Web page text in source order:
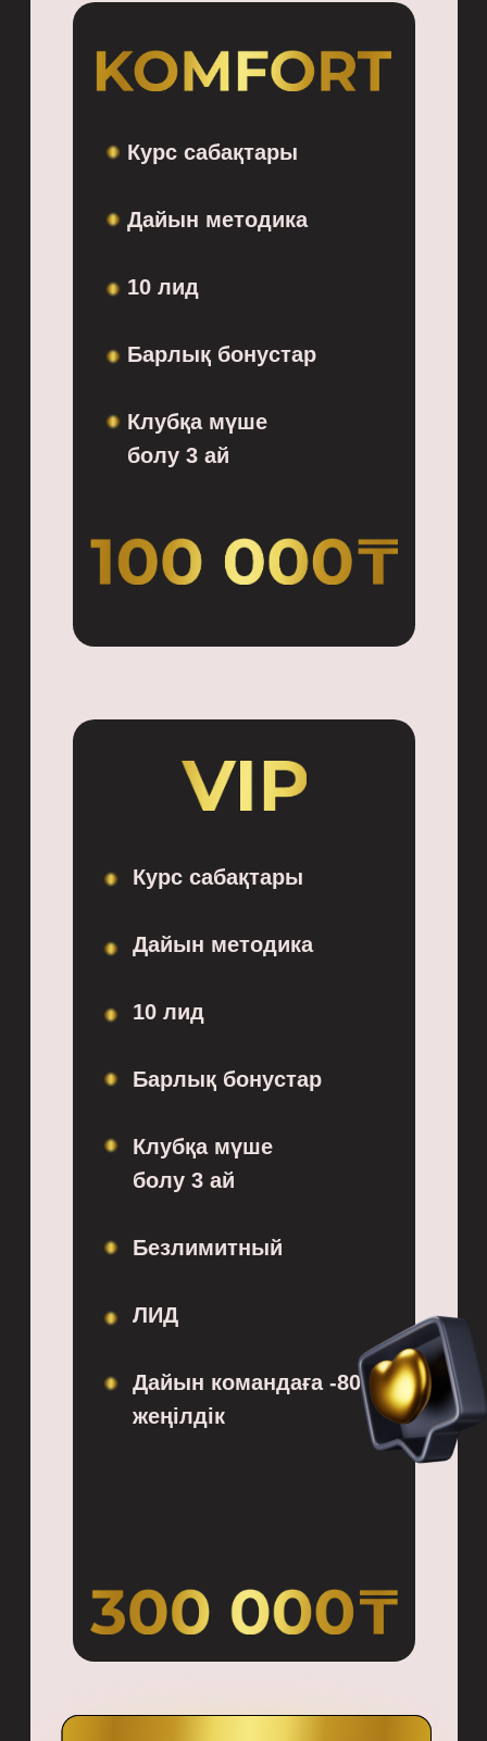
Курс сабақтары
Дайын методика
10 лид
Барлық бонустар
Клубқа мүше
болу 3 ай
Курс сабақтары
Дайын методика
10 лид
Барлық бонустар
Клубқа мүше
болу 3 ай
Безлимитный
ЛИД
Дайын командаға -80%
жеңілдік